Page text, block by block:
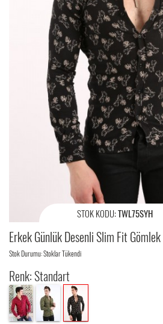
STOK KODU:TWL75SYH
Erkek Günlük Desenli Slim Fit Gömlek
Stok Durumu: Stoklar Tükendi
Renk: Standart